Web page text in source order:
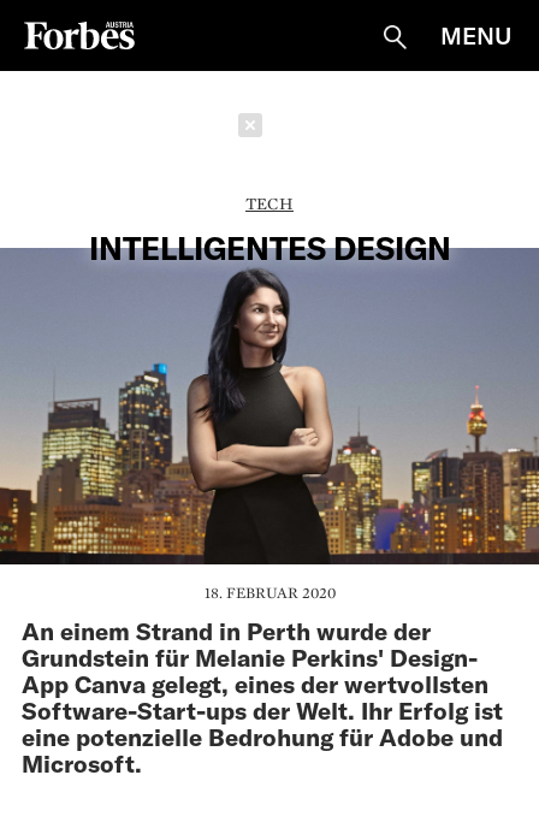
Suche
MENU
TECH
INTELLIGENTES DESIGN
18. FEBRUAR 2020
An einem Strand in Perth wurde der
Grundstein für Melanie Perkins' Design-
App Canva gelegt, eines der wertvollsten
Software-Start-ups der Welt. Ihr Erfolg ist
eine potenzielle Bedrohung für Adobe und
Microsoft.